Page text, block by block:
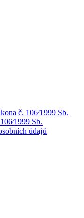
č. 106⁄1999 Sb.
Sb.
údajů